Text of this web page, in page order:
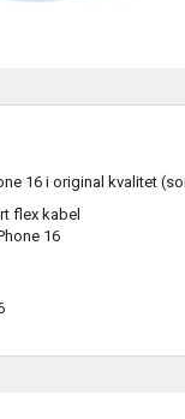
16 i original kvalitet
flex kabel
16